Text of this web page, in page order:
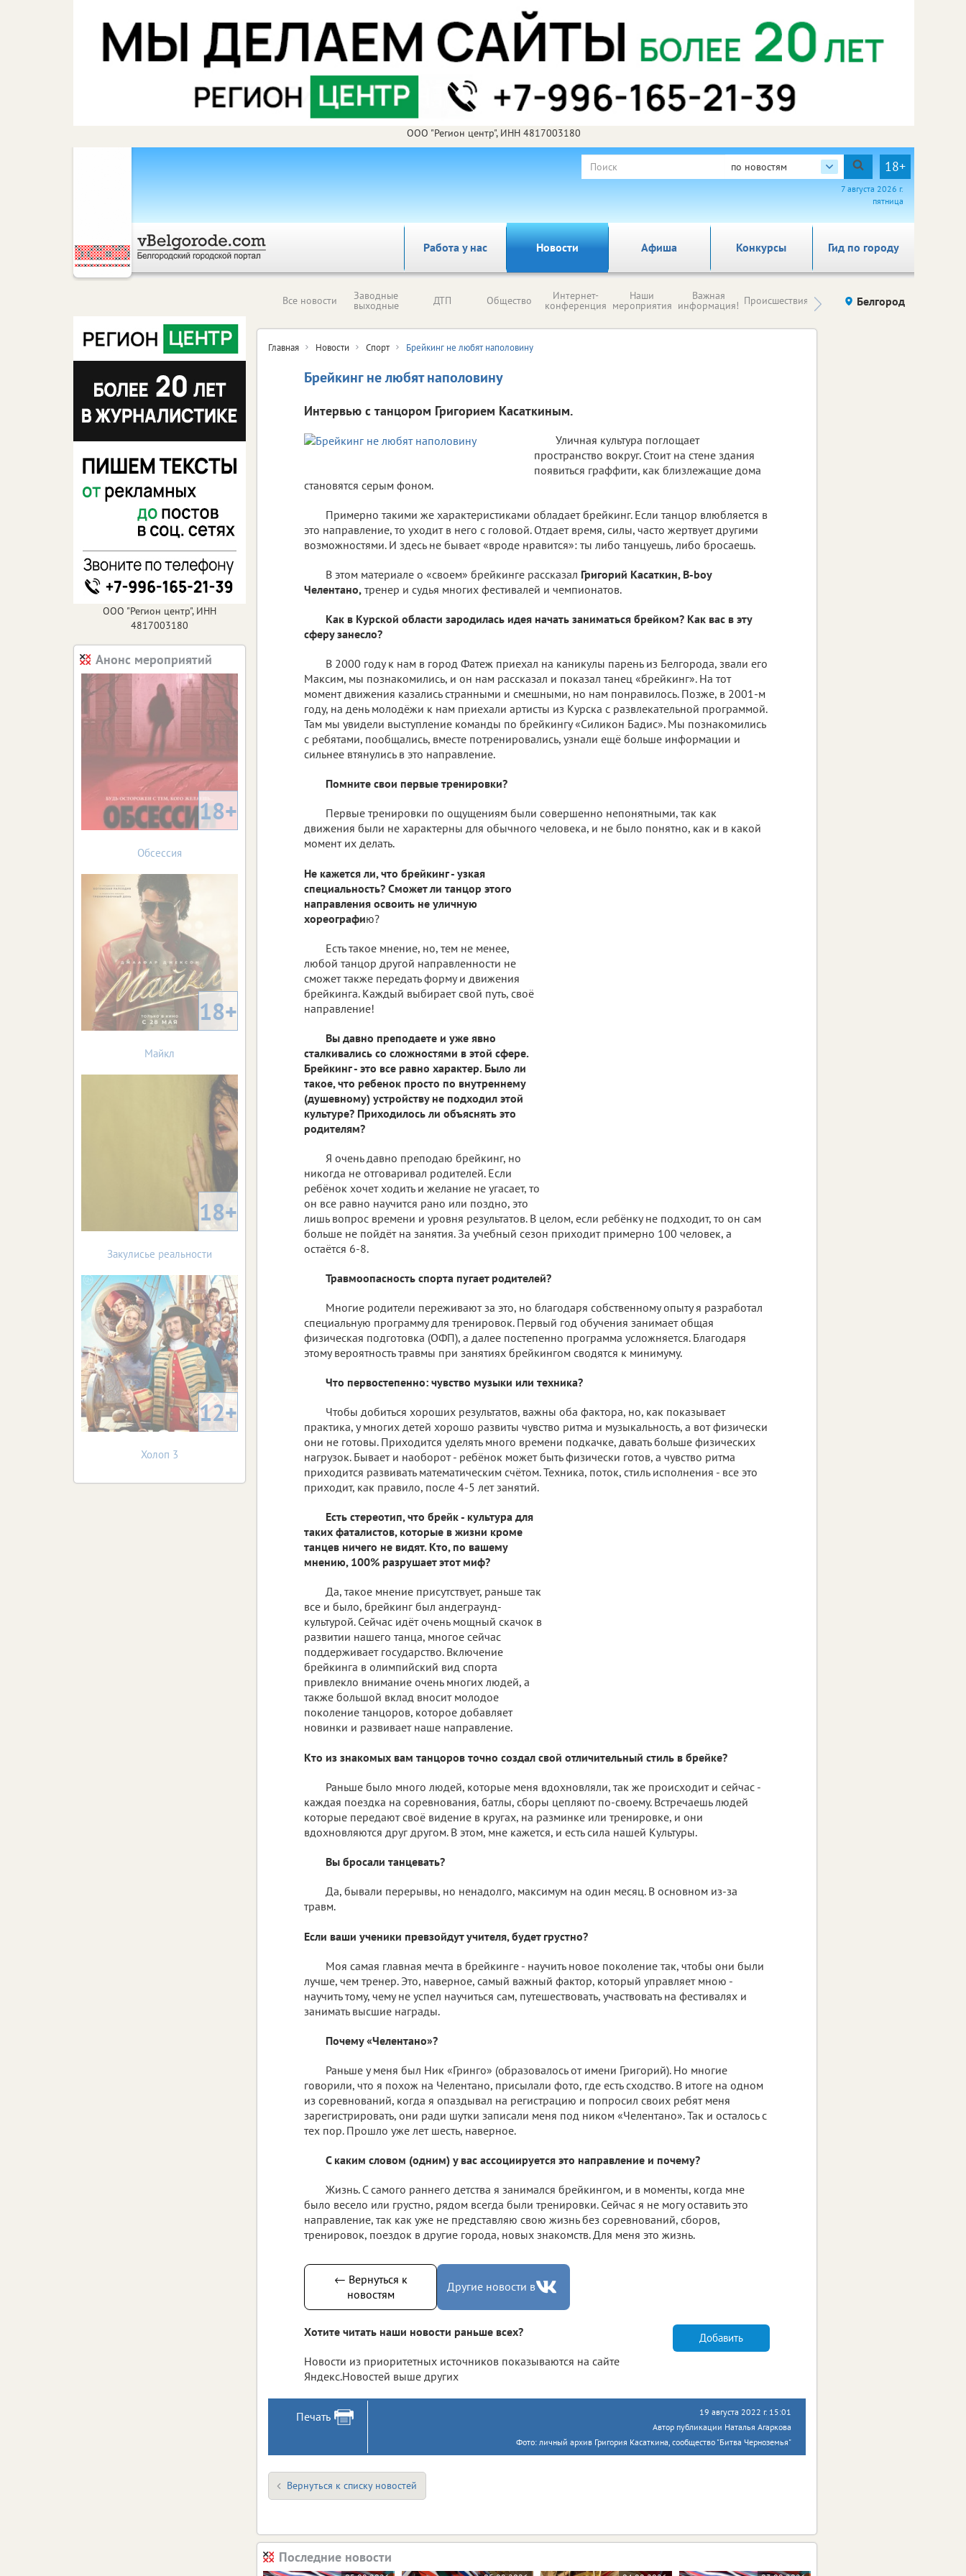
ООО "Регион центр", ИНН 4817003180
по новостям 18+
7 августа 2026 г.
пятница
Работа у нас Новости Афиша Гид по городу
Конкурсы
Все новости Заводные
выходные ДТП Общество Интернет-
конференция
Наши
мероприятия
Важная
информация! Происшествия Здоровье компаний (на
правах
Белгород
Главная Новости Спорт Брейкинг не любят наполовину
Брейкинг не любят наполовину
Интервью с танцором Григорием Касаткиным.
Уличная культура поглощает
пространство вокруг. Стоит на стене здания
появиться граффити, как близлежащие дома
становятся серым фоном.
Примерно такими же характеристиками обладает брейкинг. Если танцор влюбляется в
это направление, то уходит в него с головой. Отдает время, силы, часто жертвует другими
возможностями. И здесь не бывает «вроде нравится»: ты либо танцуешь, либо бросаешь.
В этом материале о «своем» брейкинге рассказал Григорий Касаткин, B-boy
Челентано, тренер и судья многих фестивалей и чемпионатов.
Как в Курской области зародилась идея начать заниматься брейком? Как вас в эту
сферу занесло?
В 2000 году к нам в город Фатеж приехал на каникулы парень из Белгорода, звали его
Максим, мы познакомились, и он нам рассказал и показал танец «брейкинг». На тот
момент движения казались странными и смешными, но нам понравилось. Позже, в 2001-м
году, на день молодёжи к нам приехали артисты из Курска с развлекательной программой.
Там мы увидели выступление команды по брейкингу «Силикон Бадис». Мы познакомились
с ребятами, пообщались, вместе потренировались, узнали ещё больше информации и
сильнее втянулись в это направление.
Помните свои первые тренировки?
Первые тренировки по ощущениям были совершенно непонятными, так как
движения были не характерны для обычного человека, и не было понятно, как и в какой
момент их делать.
Не кажется ли, что брейкинг - узкая
специальность? Сможет ли танцор этого
направления освоить не уличную
хореографию?
Есть такое мнение, но, тем не менее,
любой танцор другой направленности не
сможет также передать форму и движения
брейкинга. Каждый выбирает свой путь, своё
направление!
Вы давно преподаете и уже явно
сталкивались со сложностями в этой сфере.
Брейкинг - это все равно характер. Было ли
такое, что ребенок просто по внутреннему
(душевному) устройству не подходил этой
культуре? Приходилось ли объяснять это
родителям?
Я очень давно преподаю брейкинг, но
никогда не отговаривал родителей. Если
ребёнок хочет ходить и желание не угасает, то
он все равно научится рано или поздно, это
лишь вопрос времени и уровня результатов. В целом, если ребёнку не подходит, то он сам
больше не пойдёт на занятия. За учебный сезон приходит примерно 100 человек, а
остаётся 6-8.
Травмоопасность спорта пугает родителей?
Многие родители переживают за это, но благодаря собственному опыту я разработал
специальную программу для тренировок. Первый год обучения занимает общая
физическая подготовка (ОФП), а далее постепенно программа усложняется. Благодаря
этому вероятность травмы при занятиях брейкингом сводятся к минимуму.
Что первостепенно: чувство музыки или техника?
Чтобы добиться хороших результатов, важны оба фактора, но, как показывает
практика, у многих детей хорошо развиты чувство ритма и музыкальность, а вот физически
они не готовы. Приходится уделять много времени подкачке, давать больше физических
нагрузок. Бывает и наоборот - ребёнок может быть физически готов, а чувство ритма
приходится развивать математическим счётом. Техника, поток, стиль исполнения - все это
приходит, как правило, после 4-5 лет занятий.
Есть стереотип, что брейк - культура для
таких фаталистов, которые в жизни кроме
танцев ничего не видят. Кто, по вашему
мнению, 100% разрушает этот миф?
Да, такое мнение присутствует, раньше так
все и было, брейкинг был андеграунд-
культурой. Сейчас идёт очень мощный скачок в
развитии нашего танца, многое сейчас
поддерживает государство. Включение
брейкинга в олимпийский вид спорта
привлекло внимание очень многих людей, а
также большой вклад вносит молодое
поколение танцоров, которое добавляет
новинки и развивает наше направление.
Кто из знакомых вам танцоров точно создал свой отличительный стиль в брейке?
Раньше было много людей, которые меня вдохновляли, так же происходит и сейчас -
каждая поездка на соревнования, батлы, сборы цепляют по-своему. Встречаешь людей
которые передают своё видение в кругах, на разминке или тренировке, и они
вдохновляются друг другом. В этом, мне кажется, и есть сила нашей Культуры.
Вы бросали танцевать?
Да, бывали перерывы, но ненадолго, максимум на один месяц. В основном из-за
травм.
Если ваши ученики превзойдут учителя, будет грустно?
Моя самая главная мечта в брейкинге - научить новое поколение так, чтобы они были
лучше, чем тренер. Это, наверное, самый важный фактор, который управляет мною -
научить тому, чему не успел научиться сам, путешествовать, участвовать на фестивалях и
занимать высшие награды.
Почему «Челентано»?
Раньше у меня был Ник «Гринго» (образовалось от имени Григорий). Но многие
говорили, что я похож на Челентано, присылали фото, где есть сходство. В итоге на одном
из соревнований, когда я опаздывал на регистрацию и попросил своих ребят меня
зарегистрировать, они ради шутки записали меня под ником «Челентано». Так и осталось с
тех пор. Прошло уже лет шесть, наверное.
С каким словом (одним) у вас ассоциируется это направление и почему?
Жизнь. С самого раннего детства я занимался брейкингом, и в моменты, когда мне
было весело или грустно, рядом всегда были тренировки. Сейчас я не могу оставить это
направление, так как уже не представляю свою жизнь без соревнований, сборов,
тренировок, поездок в другие города, новых знакомств. Для меня это жизнь.
← Вернуться к
новостям
Другие новости в
Хотите читать наши новости раньше всех?
Новости из приоритетных источников показываются на сайте
Яндекс.Новостей выше других
Добавить
Печать
19 августа 2022 г. 15:01
Автор публикации Наталья Агаркова
Фото: личный архив Григория Касаткина, сообщество "Битва Черноземья"
Вернуться к списку новостей
Последние новости
ООО "Регион центр", ИНН
4817003180
Анонс мероприятий
18+
Обсессия
18+
Майкл
18+
Закулисье реальности
12+
Холоп 3